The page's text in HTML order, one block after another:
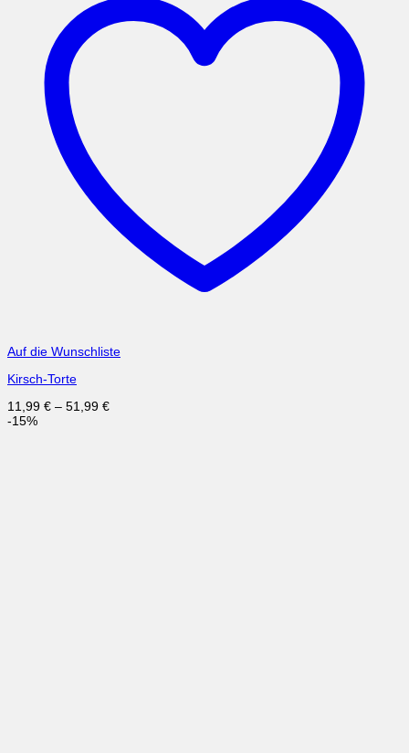
Auf die Wunschliste
Kirsch-Torte
11,99 € – 51,99 €
-15%